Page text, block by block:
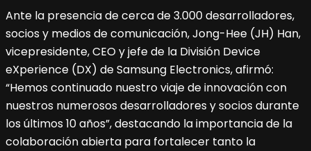
Ante la presencia de cerca de 3.000 desarrolladores,
socios y medios de comunicación, Jong-Hee (JH) Han,
vicepresidente, CEO y jefe de la División Device
eXperience (DX) de Samsung Electronics, afirmó:
“Hemos continuado nuestro viaje de innovación con
nuestros numerosos desarrolladores y socios durante
los últimos 10 años”, destacando la importancia de la
colaboración abierta para fortalecer tanto la